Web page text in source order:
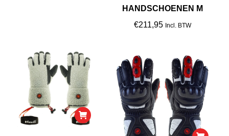
HANDSCHOENEN M
€211,95 Incl. BTW